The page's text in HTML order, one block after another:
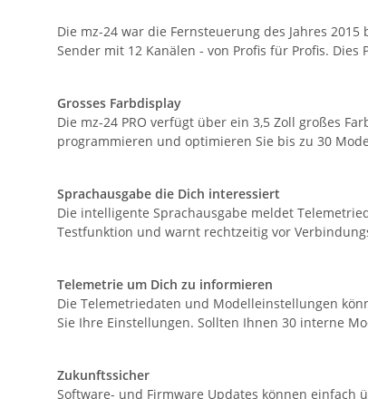
Die mz-24 war die Fernsteuerung des Jahres
Sender mit 12 Kanälen - von Profis für Profis. Dies
Grosses Farbdisplay
Die mz-24 PRO verfügt über ein 3,5 Zoll großes
programmieren und optimieren Sie bis zu 30
Sprachausgabe die Dich interessiert
Die intelligente Sprachausgabe meldet
Testfunktion und warnt rechtzeitig vor
Telemetrie um Dich zu informieren
Die Telemetriedaten und Modelleinstellungen
Sie Ihre Einstellungen. Sollten Ihnen 30 interne
Zukunftssicher
Software- und Firmware Updates können einfach